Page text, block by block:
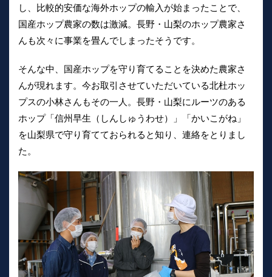
し、比較的安価な海外ホップの輸入が始まったことで、
国産ホップ農家の数は激減。長野・山梨のホップ農家さ
んも次々に事業を畳んでしまったそうです。
そんな中、国産ホップを守り育てることを決めた農家さ
んが現れます。今お取引させていただいている北杜ホッ
プスの小林さんもその一人。長野・山梨にルーツのある
ホップ「信州早生（しんしゅうわせ）」「かいこがね」
を山梨県で守り育てておられると知り、連絡をとりまし
た。